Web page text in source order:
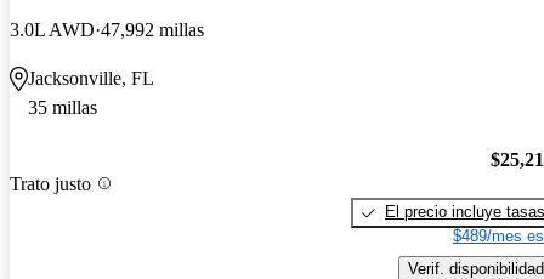
3.0L AWD 47,992 millas
Jacksonville, FL
35 millas
Trato justo
El precio incluye tasas
$489/mes
Verif. disponibilidad